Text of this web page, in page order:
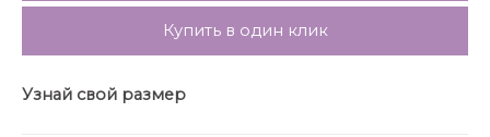
Длина по спинке – 125 см, рукав – 20 см
Купить в один клик
Узнай свой размер